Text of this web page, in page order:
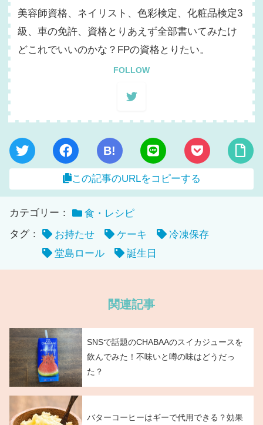
美容師資格、ネイリスト、色彩検定、化粧品検定3
級、車の免許、資格とりあえず全部書いてみたけ
どこれでいいのかな？FPの資格とりたい。
FOLLOW
B!
この記事のURLをコピーする
カテゴリー：
食・レシピ
タグ：
お持たせ ケーキ
冷凍保存
堂島ロール
誕生日
関連記事
SNSで話題のCHABAAのスイカジュースを
飲んでみた！不味いと噂の味はどうだっ
た？
バターコーヒーはギーで代用できる？効果